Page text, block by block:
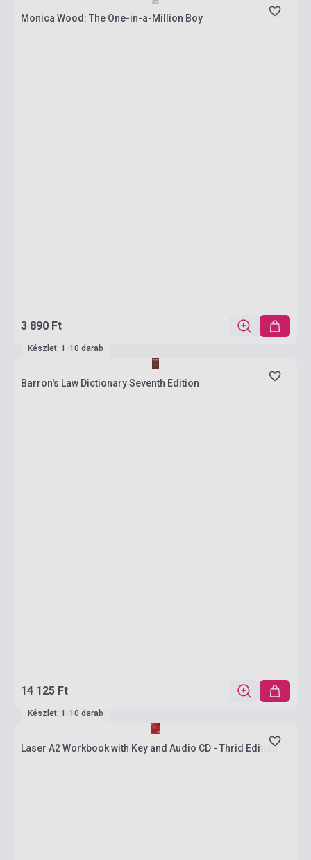
Monica Wood: The One-in-a-Million Boy
3 890 Ft
Készlet: 1-10 darab
Barron's Law Dictionary Seventh Edition
14 125 Ft
Készlet: 1-10 darab
Laser A2 Workbook with Key and Audio CD - Thrid Edition